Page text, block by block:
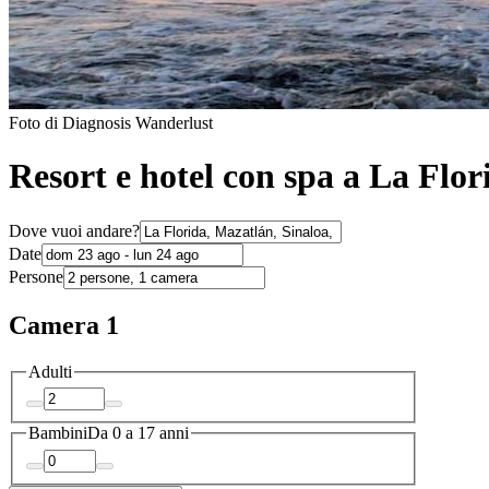
Foto di Diagnosis Wanderlust
Resort e hotel con spa a La
Dove vuoi andare?
Date
Persone
Camera 1
Adulti
BambiniDa 0 a 17 anni